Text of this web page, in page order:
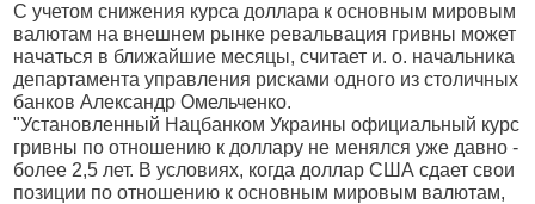
С учетом снижения курса доллара к основным мировым
валютам на внешнем рынке ревальвация гривны может
начаться в ближайшие месяцы, считает и. о. начальника
департамента управления рисками одного из столичных
банков Александр Омельченко.
"Установленный Нацбанком Украины официальный курс
гривны по отношению к доллару не менялся уже давно -
более 2,5 лет. В условиях, когда доллар США сдает свои
позиции по отношению к основным мировым валютам,